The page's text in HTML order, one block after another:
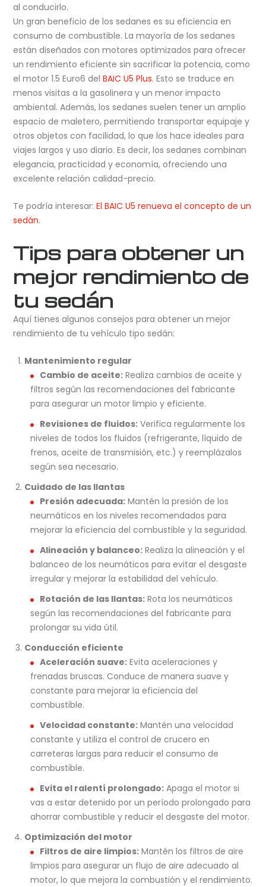
al conducirlo.
Un gran beneficio de los sedanes es su eficiencia en
consumo de combustible. La mayoría de los sedanes
están diseñados con motores optimizados para ofrecer
un rendimiento eficiente sin sacrificar la potencia, como
el motor 1.5 Euro6 delBAIC U5 Plus. Esto se traduce en
menos visitas a la gasolinera y un menor impacto
ambiental. Además, los sedanes suelen tener un amplio
espacio de maletero, permitiendo transportar equipaje y
otros objetos con facilidad, lo que los hace ideales para
viajes largos y uso diario. Es decir, los sedanes combinan
elegancia, practicidad y economía, ofreciendo una
excelente relación calidad-precio.
Te podría interesar:El BAIC U5 renueva el concepto de un
sedán.
Tips para obtener un
mejor rendimiento de
tu sedán
Aquí tienes algunos consejos para obtener un mejor
rendimiento de tu vehículo tipo sedán:
Mantenimiento regular
Cambio de aceite:Realiza cambios de aceite y
filtros según las recomendaciones del fabricante
para asegurar un motor limpio y eficiente.
Revisiones de fluidos:Verifica regularmente los
niveles de todos los fluidos (refrigerante, líquido de
frenos, aceite de transmisión, etc.) y reemplázalos
según sea necesario.
Cuidado de las llantas
Presión adecuada:Mantén la presión de los
neumáticos en los niveles recomendados para
mejorar la eficiencia del combustible y la seguridad.
Alineación y balanceo:Realiza la alineación y el
balanceo de los neumáticos para evitar el desgaste
irregular y mejorar la estabilidad del vehículo.
Rotación de las llantas:Rota los neumáticos
según las recomendaciones del fabricante para
prolongar su vida útil.
Conducción eficiente
Aceleración suave:Evita aceleraciones y
frenadas bruscas. Conduce de manera suave y
constante para mejorar la eficiencia del
combustible.
Velocidad constante:Mantén una velocidad
constante y utiliza el control de crucero en
carreteras largas para reducir el consumo de
combustible.
Evita el ralentí prolongado:Apaga el motor si
vas a estar detenido por un período prolongado para
ahorrar combustible y reducir el desgaste del motor.
Optimización del motor
Filtros de aire limpios:Mantén los filtros de aire
limpios para asegurar un flujo de aire adecuado al
motor, lo que mejora la combustión y el rendimiento.